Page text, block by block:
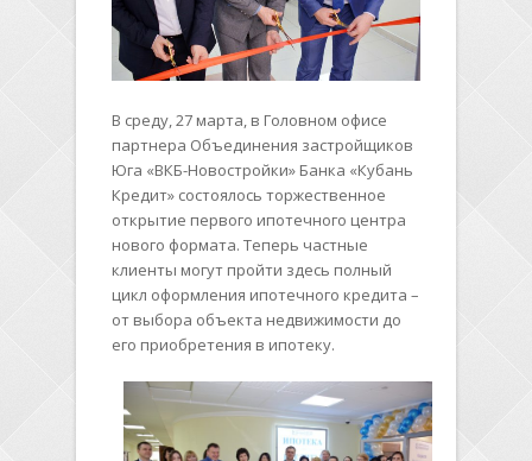
В среду, 27 марта, в Головном офисе
партнера Объединения застройщиков
Юга «ВКБ-Новостройки» Банка «Кубань
Кредит» состоялось торжественное
открытие первого ипотечного центра
нового формата. Теперь частные
клиенты могут пройти здесь полный
цикл оформления ипотечного кредита –
от выбора объекта недвижимости до
его приобретения в ипотеку.